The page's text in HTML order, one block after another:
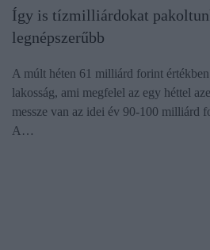
Így is tízmilliárdokat
legnépszerűbb
A múlt héten 61 milliárd forint
lakosság, ami megfelel az egy héttel
messze van az idei év 90-100 milliárd
A…